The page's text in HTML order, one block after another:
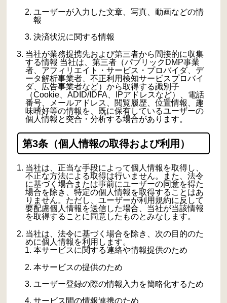
ユーザーが入力した文章、写真、動画などの情
報
決済状況に関する情報
当社が業務提携先および第三者から間接的に収集
する情報 当社は、第三者（パブリックDMP事業
者、アフィリエイト・サービス・プロバイダ、デ
ータ解析事業者、不正利用検知サービスプロバイ
ダ、広告事業者など）から取得する識別子
（Cookie、ADID/IDFA、IPアドレスなど）、電話
番号、メールアドレス、閲覧履歴、位置情報、趣
味嗜好等の情報を、既に保有しているユーザーの
個人情報と突合・分析する場合があります。
第3条（個人情報の取得および利用）
当社は、正当な手段によって個人情報を取得し、
不正な方法による取得は行いません。また、法令
に基づく場合または事前にユーザーの同意を得た
場合を除き、特定の個人情報を取得することはあ
りません。ただし、ユーザーが利用規約に反して
要配慮個人情報を送信した場合、当社が当該情報
を取得することに同意したものとみなします。
当社は、法令に基づく場合を除き、次の目的のた
めに個人情報を利用します。
本サービスに関する連絡や情報提供のため
本サービスの提供のため
ユーザー登録の際の情報入力を簡略化するため
サービス間の情報連携のため